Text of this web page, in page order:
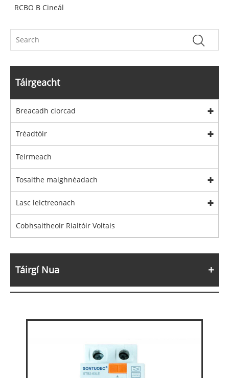
RCBO B Cineál
Táirgeacht
Breacadh ciorcad
Tréadtóir
Teirmeach
Tosaithe maighnéadach
Lasc leictreonach
Cobhsaitheoir Rialtóir Voltais
Táirgí Nua